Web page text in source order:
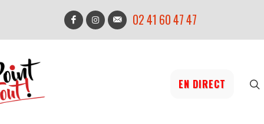
02 41 60 47 47
EN DIRECT